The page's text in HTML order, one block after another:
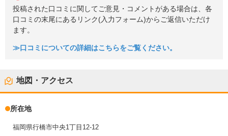
投稿された口コミに関してご意見・コメントがある場合は、各
口コミの末尾にあるリンク(入力フォーム)からご返信いただけ
ます。
≫口コミについての詳細はこちらをご覧ください。
地図・アクセス
所在地
福岡県行橋市中央1丁目12-12